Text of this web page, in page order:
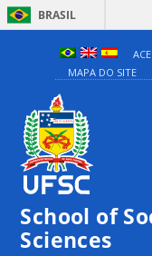
BRASIL
MAPA DO SITE
School of
Sciences